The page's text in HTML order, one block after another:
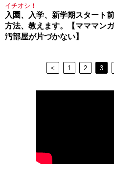
イチオシ！
入園、入学、新学期スタート
方法、教えます。【マママン
汚部屋が片づかない】
< 1 2 3